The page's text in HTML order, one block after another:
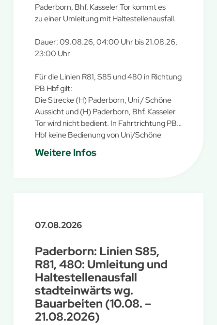
Paderborn, Bhf. Kasseler Tor kommt es
zu einer Umleitung mit Haltestellenausfall.
Dauer: 09.08.26, 04:00 Uhr bis 21.08.26,
23:00 Uhr
Für die Linien R81, S85 und 480 in Richtung
PB Hbf gilt:
Die Strecke (H) Paderborn, Uni / Schöne
Aussicht und (H) Paderborn, Bhf. Kasseler
Tor wird nicht bedient. In Fahrtrichtung PB
Hbf keine Bedienung von Uni/Schöne
Aussicht und Bf Kasseler Tor möglich.
Umleitung über Südring und Husener
Weitere Infos
07.08.2026
Paderborn: Linien S85,
R81, 480: Umleitung und
Haltestellenausfall
stadteinwärts wg.
Bauarbeiten (10.08. –
21.08.2026)